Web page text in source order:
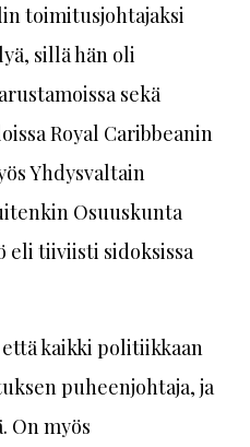
toimitusjohtajaksi
sillä hän oli
sekä
Royal Caribbeanin
Yhdysvaltain
Osuuskunta
eli tiiviisti sidoksissa
kaikki politiikkaan
puheenjohtaja, ja
On myös